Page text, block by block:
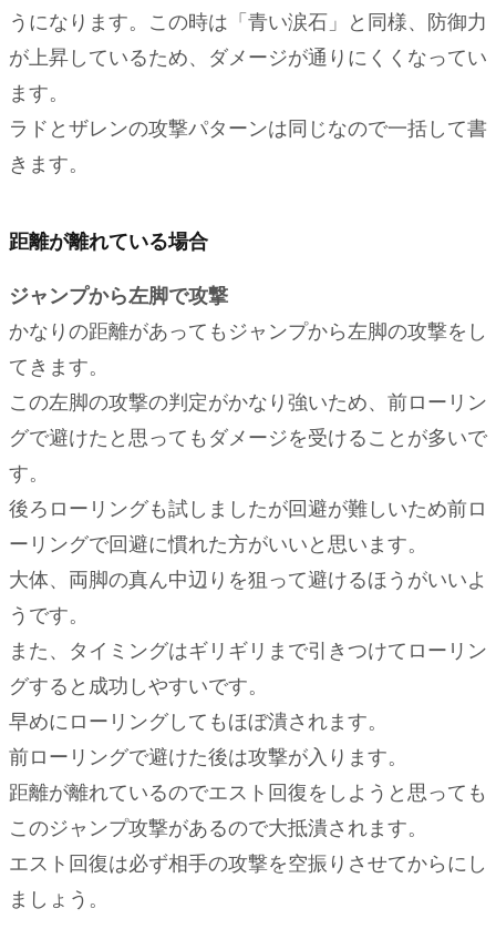
うになります。この時は「青い涙石」と同様、防御力
が上昇しているため、ダメージが通りにくくなってい
ます。
ラドとザレンの攻撃パターンは同じなので一括して書
きます。
距離が離れている場合
ジャンプから左脚で攻撃
かなりの距離があってもジャンプから左脚の攻撃をし
てきます。
この左脚の攻撃の判定がかなり強いため、前ローリン
グで避けたと思ってもダメージを受けることが多いで
す。
後ろローリングも試しましたが回避が難しいため前ロ
ーリングで回避に慣れた方がいいと思います。
大体、両脚の真ん中辺りを狙って避けるほうがいいよ
うです。
また、タイミングはギリギリまで引きつけてローリン
グすると成功しやすいです。
早めにローリングしてもほぼ潰されます。
前ローリングで避けた後は攻撃が入ります。
距離が離れているのでエスト回復をしようと思っても
このジャンプ攻撃があるので大抵潰されます。
エスト回復は必ず相手の攻撃を空振りさせてからにし
ましょう。